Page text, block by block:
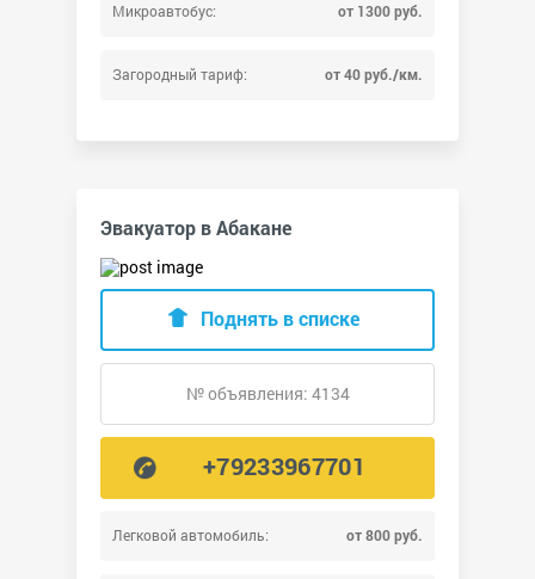
Микроавтобус: от 1300 руб.
Загородный тариф: от 40 руб./км.
Эвакуатор в Абакане
Легковой автомобиль: от 800 руб.
Поднять в списке
№ объявления: 4134
+79233967701